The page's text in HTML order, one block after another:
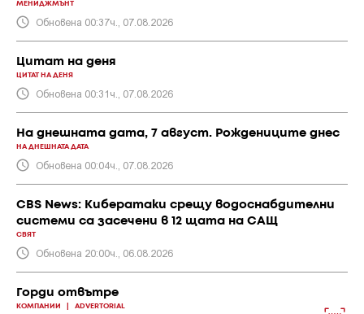
МЕНИДЖМЪНТ
Обновена 00:37ч., 07.08.2026
Цитат на деня
ЦИТАТ НА ДЕНЯ
Обновена 00:31ч., 07.08.2026
На днешната дата, 7 август. Рождениците днес
НА ДНЕШНАТА ДАТА
Обновена 00:04ч., 07.08.2026
CBS News: Кибератаки срещу водоснабдителни
системи са засечени в 12 щата на САЩ
СВЯТ
Обновена 20:00ч., 06.08.2026
Горди отвътре
КОМПАНИИ ADVERTORIAL